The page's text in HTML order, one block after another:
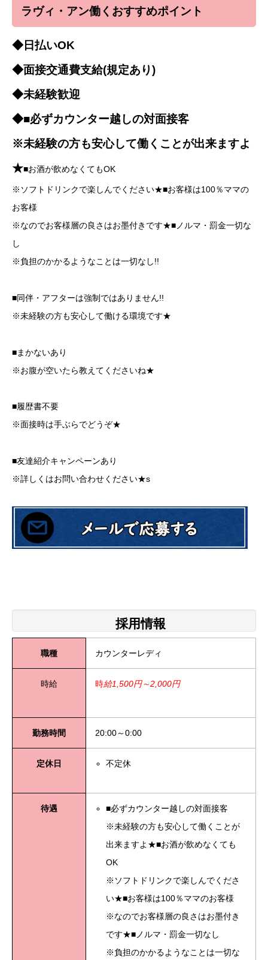
ラヴィ・アン働くおすすめポイント
◆日払いOK
◆面接交通費支給(規定あり)
◆未経験歓迎
◆■必ずカウンター越しの対面接客
※未経験の方も安心して働くことが出来ますよ
★■お酒が飲めなくてもOK
※ソフトドリンクで楽しんでください★■お客様は100％ママの
お客様
※なのでお客様層の良さはお墨付きです★■ノルマ・罰金一切な
し
※負担のかかるようなことは一切なし!!
■同伴・アフターは強制ではありません!!
※未経験の方も安心して働ける環境です★
■まかないあり
※お腹が空いたら教えてくださいね★
■履歴書不要
※面接時は手ぶらでどうぞ★
■友達紹介キャンペーンあり
※詳しくはお問い合わせください★s
採用情報
職種 カウンターレディ
時給 時給1,500円～2,000円
勤務時間 20:00～0:00
定休日 不定休
待遇
■必ずカウンター越しの対面接客
※未経験の方も安心して働くことが
出来ますよ★■お酒が飲めなくても
OK
※ソフトドリンクで楽しんでくださ
い★■お客様は100％ママのお客様
※なのでお客様層の良さはお墨付き
です★■ノルマ・罰金一切なし
※負担のかかるようなことは一切な